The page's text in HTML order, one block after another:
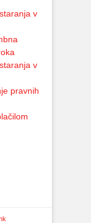
v
v
pravnih